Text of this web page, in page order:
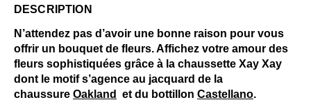
DESCRIPTION
N’attendez pas d’avoir une bonne raison pour vous
offrir un bouquet de fleurs. Affichez votre amour des
fleurs sophistiquées grâce à la chaussette Xay Xay
dont le motif s’agence au jacquard de la
chaussure Oakland et du bottillon Castellano.